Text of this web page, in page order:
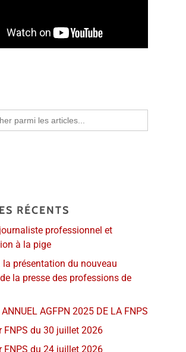
RÉCENTS
professionnel et
à la pige
la présentation du nouveau
la presse des professions de
ANNUEL AGFPN 2025 DE LA FNPS
FNPS du 30 juillet 2026
FNPS du 24 juillet 2026